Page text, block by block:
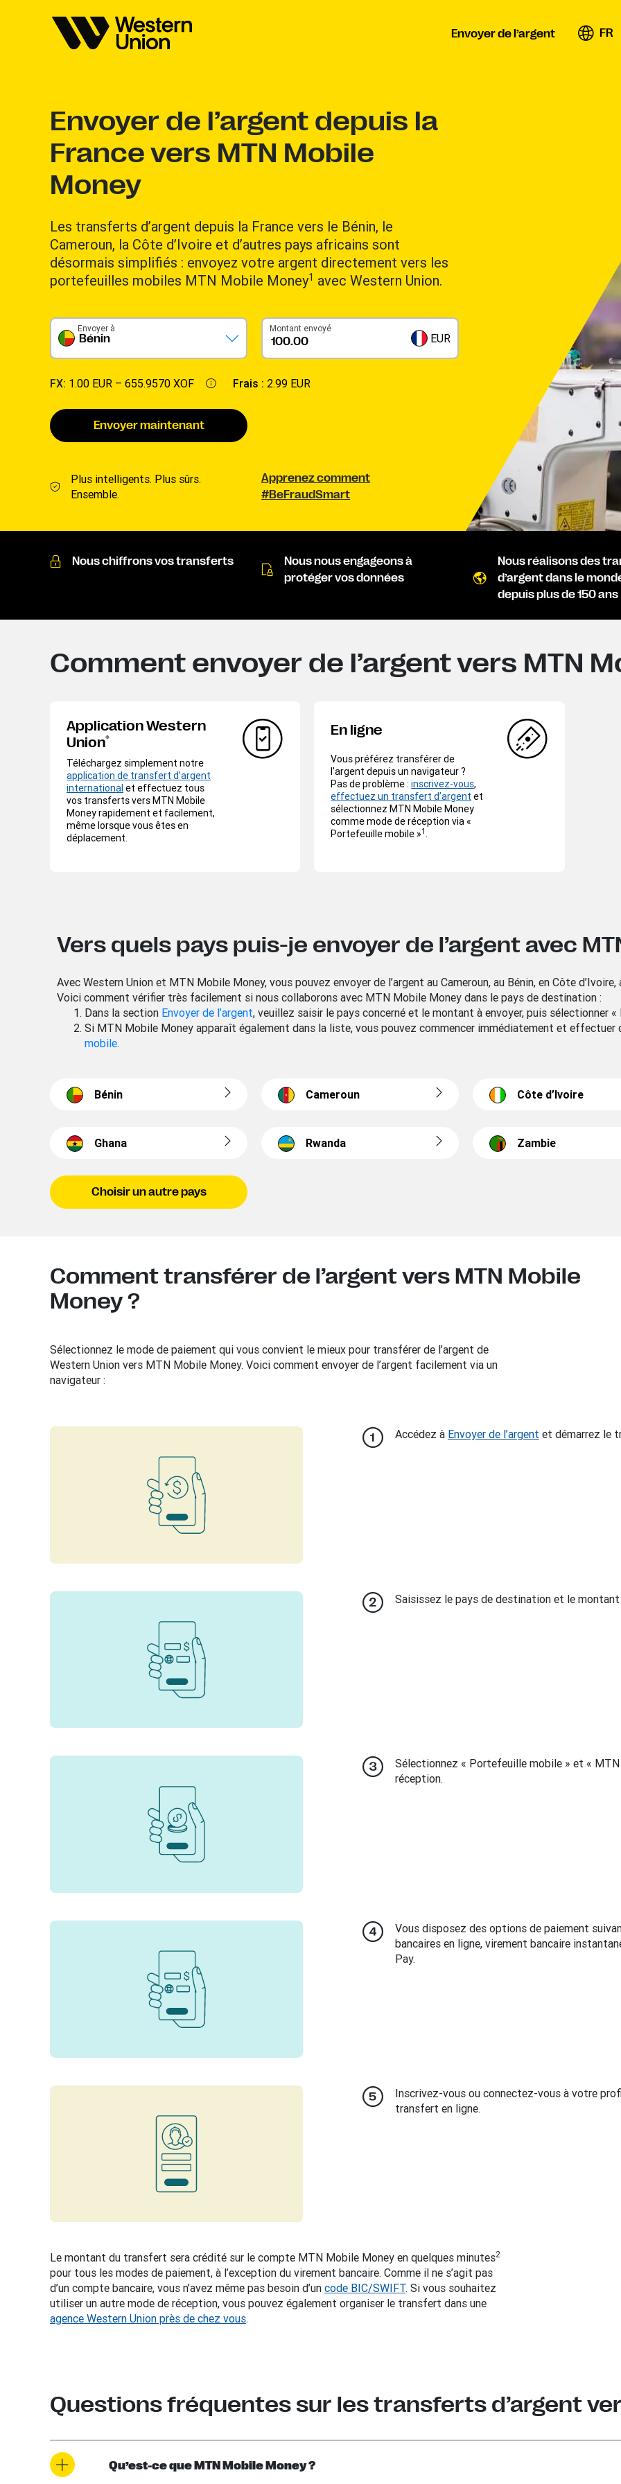
Envoyer de l’argent FR
Envoyer de l’argent depuis la
France vers MTN Mobile
Money
Les transferts d’argent depuis la France vers le Bénin, le
Cameroun, la Côte d’Ivoire et d’autres pays africains sont
désormais simplifiés : envoyez votre argent directement vers les
portefeuilles mobiles MTN Mobile Money1 avec Western Union.
Bénin
Envoyer à Montant envoyé
EUR
FX: 1.00 EUR – 655.9570 XOF Frais : 2.99 EUR
Envoyer maintenant
Plus intelligents. Plus sûrs.
Ensemble.
Apprenez comment
#BeFraudSmart
Nous chiffrons vos transferts
Nous nous engageons à
protéger vos données
Nous réalisons des
d’argent dans le
depuis plus de 150 ans
Comment envoyer de l’argent vers MTN
Application Western
Union®
Téléchargez simplement notre
application de transfert d’argent
international et effectuez tous
vos transferts vers MTN Mobile
Money rapidement et facilement,
même lorsque vous êtes en
déplacement.
En ligne
Vous préférez transférer de
l’argent depuis un navigateur ?
Pas de problème :inscrivez-vous,
effectuez un transfert d’argent et
sélectionnez MTN Mobile Money
comme mode de réception via «
Portefeuille mobile »1.
Vers quels pays puis-je envoyer de l’argent avec
Avec Western Union et MTN Mobile Money, vous pouvez envoyer de l’argent au Cameroun, au Bénin, en Côte
Voici comment vérifier très facilement si nous collaborons avec MTN Mobile Money dans le pays de destination :
Dans la section Envoyer de l’argent, veuillez saisir le pays concerné et le montant à envoyer, puis sélectionner
Si MTN Mobile Money apparaît également dans la liste, vous pouvez commencer immédiatement et effectuer
mobile.
Bénin Cameroun Côte d’Ivoire
Ghana Rwanda Zambie
Choisir un autre pays
Comment transférer de l’argent vers MTN Mobile
Money ?
Sélectionnez le mode de paiement qui vous convient le mieux pour transférer de l’argent de
Western Union vers MTN Mobile Money. Voici comment envoyer de l’argent facilement via un
navigateur :
Accédez à Envoyer de l’argent et démarrez le
Saisissez le pays de destination et le montant
Sélectionnez « Portefeuille mobile » et «
réception.
Vous disposez des options de paiement
bancaires en ligne, virement bancaire
Pay.
Inscrivez-vous ou connectez-vous à votre
transfert en ligne.
Le montant du transfert sera crédité sur le compte MTN Mobile Money en quelques minutes2
pour tous les modes de paiement, à l’exception du virement bancaire. Comme il ne s’agit pas
d’un compte bancaire, vous n’avez même pas besoin d’un code BIC/SWIFT. Si vous souhaitez
utiliser un autre mode de réception, vous pouvez également organiser le transfert dans une
agence Western Union près de chez vous.
Questions fréquentes sur les transferts d’argent
Qu’est-ce que MTN Mobile Money ?